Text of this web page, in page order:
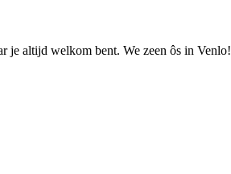
je altijd welkom bent. We zeen ôs in Venlo!